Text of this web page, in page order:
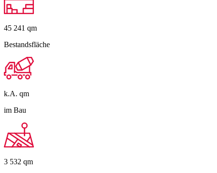
45 241 qm
Bestandsfläche
k.A. qm
im Bau
3 532 qm